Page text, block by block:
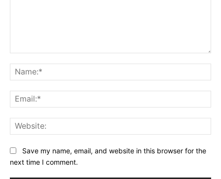
Save my name, email, and website in this browser for the
next time I comment.